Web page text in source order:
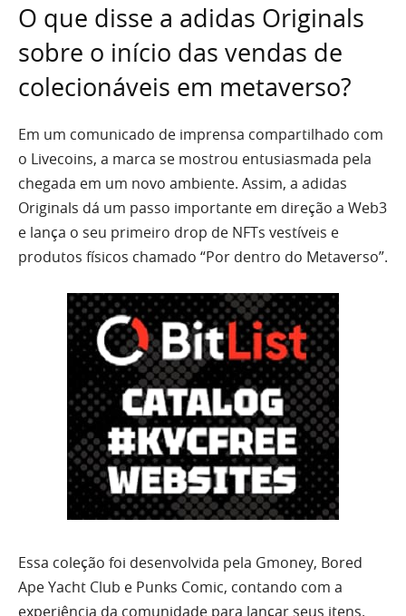
O que disse a adidas Originals
sobre o início das vendas de
colecionáveis em metaverso?
Em um comunicado de imprensa compartilhado com
o Livecoins, a marca se mostrou entusiasmada pela
chegada em um novo ambiente. Assim, a adidas
Originals dá um passo importante em direção a Web3
e lança o seu primeiro drop de NFTs vestíveis e
produtos físicos chamado “Por dentro do Metaverso”.
Essa coleção foi desenvolvida pela Gmoney, Bored
Ape Yacht Club e Punks Comic, contando com a
experiência da comunidade para lançar seus itens.